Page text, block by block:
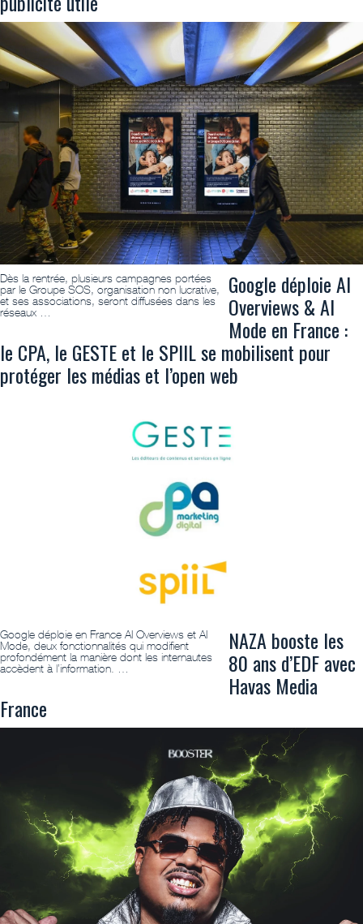
Dès la rentrée, plusieurs campagnes portées
par le Groupe SOS, organisation non lucrative,
et ses associations, seront diffusées dans les
réseaux …
Google déploie AI
Overviews & AI
Mode en France :
le CPA, le GESTE et le SPIIL se mobilisent pour
protéger les médias et l’open web
Google déploie en France AI Overviews et AI
Mode, deux fonctionnalités qui modifient
profondément la manière dont les internautes
accèdent à l’information. …
NAZA booste les
80 ans d’EDF avec
Havas Media
France